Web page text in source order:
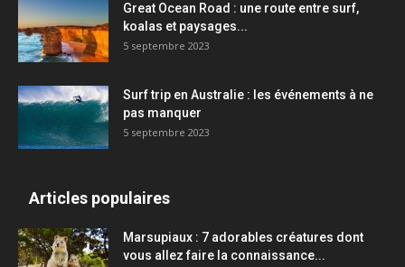
Great Ocean Road : une route entre surf,
koalas et paysages...
5 septembre 2023
Surf trip en Australie : les événements à ne
pas manquer
5 septembre 2023
Articles populaires
Marsupiaux : 7 adorables créatures dont
vous allez faire la connaissance...